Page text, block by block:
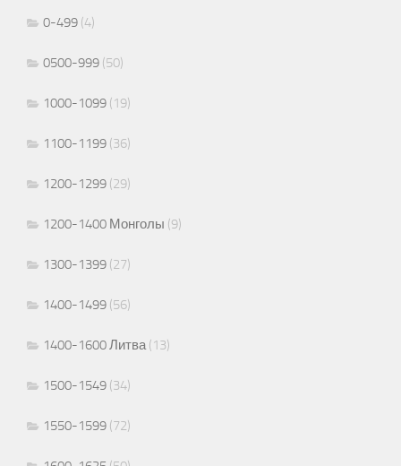
0-499 (4)
0500-999 (50)
1000-1099 (19)
1100-1199 (36)
1200-1299 (29)
1200-1400 Монголы (9)
1300-1399 (27)
1400-1499 (56)
1400-1600 Литва(13)
1500-1549 (34)
1550-1599 (72)